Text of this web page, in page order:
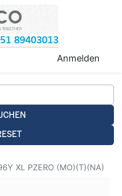
89403013
Anmelden
XL PZERO (MO)(T)(NA)